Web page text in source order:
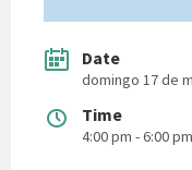
Date
domingo 17 de
Time
4:00 pm - 6:00 pm